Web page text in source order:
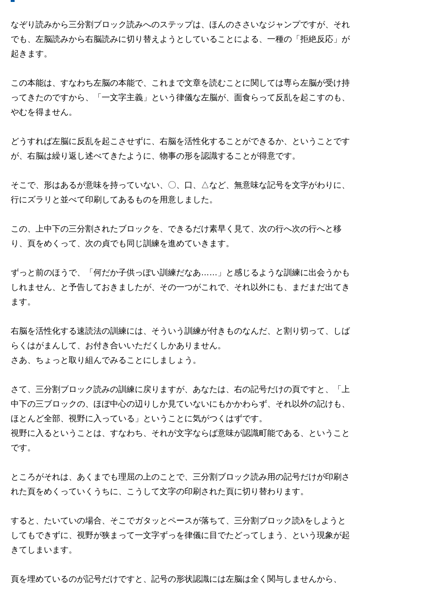
なぞり読みから三分割ブロック読みへのステップは、ほんのささいなジャンプですが、それ
でも、左脳読みから右脳読みに切り替えようとしていることによる、一種の「拒絶反応」が
起きます。
この本能は、すなわち左脳の本能で、これまで文章を読むことに関しては専ら左脳が受け持
ってきたのですから、「一文字主義」という律儀な左脳が、面食らって反乱を起こすのも、
やむを得ません。
どうすれば左脳に反乱を起こさせずに、右脳を活性化することができるか、ということです
が、右脳は繰り返し述べてきたように、物事の形を認識することが得意です。
そこで、形はあるが意味を持っていない、〇、口、△など、無意味な記号を文字がわりに、
行にズラリと並べて印刷してあるものを用意しました。
この、上中下の三分割されたブロックを、できるだけ素早く見て、次の行へ次の行へと移
り、頁をめくって、次の貞でも同じ訓練を進めていきます。
ずっと前のほうで、「何だか子供っぽい訓練だなあ……」と感じるような訓練に出会うかも
しれません、と予告しておきましたが、その一つがこれで、それ以外にも、まだまだ出てき
ます。
右脳を活性化する速読法の訓練には、そういう訓練が付きものなんだ、と割り切って、しば
らくはがまんして、お付き合いいただくしかありません。
さあ、ちょっと取り組んでみることにしましょう。
さて、三分割ブロック読みの訓練に戻りますが、あなたは、右の記号だけの頁ですと、「上
中下の三ブロックの、ほぼ中心の辺りしか見ていないにもかかわらず、それ以外の記けも、
ほとんど全部、視野に入っている」ということに気がつくはずです。
視野に入るということは、すなわち、それが文字ならば意味が認識町能である、ということ
です。
ところがそれは、あくまでも理屈の上のことで、三分割ブロック読み用の記号だけが印刷さ
れた頁をめくっていくうちに、こうして文字の印刷された頁に切り替わります。
すると、たいていの場合、そこでガタッとペースが落ちて、三分割ブロック読λをしようと
してもできずに、視野が狭まって一文字ずっを律儀に目でたどってしまう、という現象が起
きてしまいます。
頁を埋めているのが記号だけですと、記号の形状認識には左脳は全く関与しませんから、